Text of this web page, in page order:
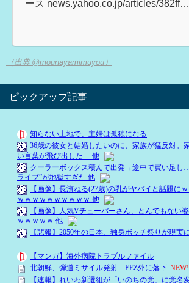
ース news.yahoo.co.jp/articles/382ff…
（出典 @mounayamimuyou）
ピックアップ記事